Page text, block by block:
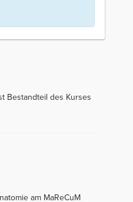
Bestandteil des Kurses
am MaReCuM